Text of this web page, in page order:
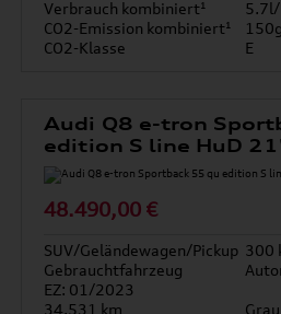
Verbrauch kombiniert¹
CO2-Emission kombiniert¹
CO2-Klasse
E
Audi Q8 e-tron
edition S line HuD
48.490,00 €
SUV/Geländewagen/Pickup 300
Gebrauchtfahrzeug
EZ: 01/2023
34.531 km
Grau